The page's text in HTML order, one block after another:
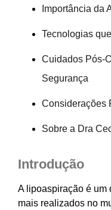
Importância da
Tecnologias
Cuidados Pós-
Segurança
Considerações
Sobre a Dra
Introdução
A lipoaspiração é um
mais realizados no